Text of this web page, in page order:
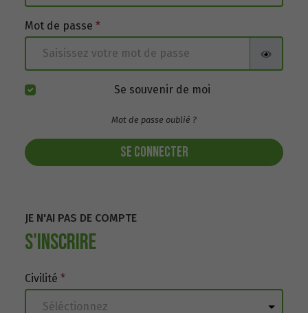
Mot de passe *
Se souvenir de moi
Mot de passe oublié ?
SE CONNECTER
JE N'AI PAS DE COMPTE
S'INSCRIRE
Civilité *